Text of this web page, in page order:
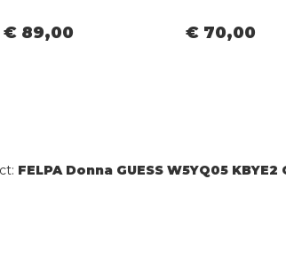
€ 89,00 € 70,00
FELPA Donna GUESS W5YQ05 KBYE2